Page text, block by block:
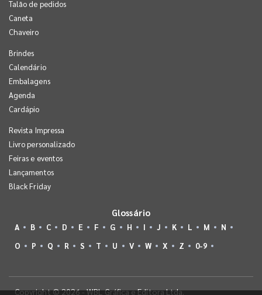
Talão de pedidos
Caneta
Chaveiro
Brindes
Calendário
Embalagens
Agenda
Cardápio
Revista Impressa
Livro personalizado
Feiras e eventos
Lançamentos
Black Friday
Glossário
A B C D E F G H I J K L M
N
O
P Q R S T U V W X Z 0-9
Copyright © 2026 - WBL Gráfica e Editora Ltda.